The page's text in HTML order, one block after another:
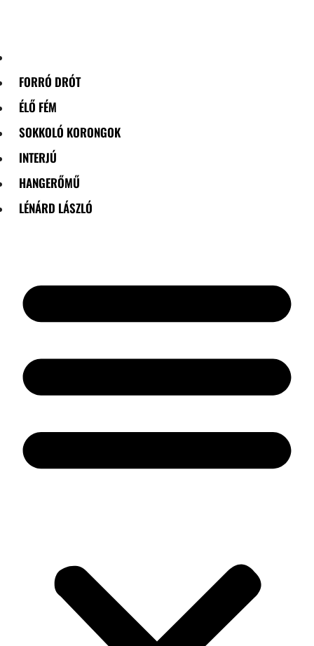
FORRÓ DRÓT
ÉLŐ FÉM
SOKKOLÓ KORONGOK
INTERJÚ
HANGERŐMŰ
LÉNÁRD LÁSZLÓ